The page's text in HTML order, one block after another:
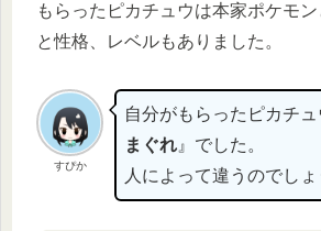
もらったピカチュウは本家ポケモ
と性格、レベルもありました。
すぴか
自分がもらったピカチ
まぐれ 』でした。
人によって違うのでしょ